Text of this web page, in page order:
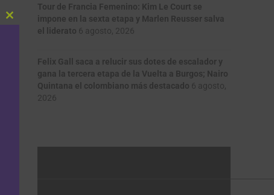
Tour de Francia Femenino: Kim Le Court se
impone en la sexta etapa y Marlen Reusser salva
el liderato 6 agosto, 2026
Felix Gall saca a relucir sus dotes de escalador y
gana la tercera etapa de la Vuelta a Burgos; Nairo
Quintana el colombiano más destacado 6 agosto,
2026